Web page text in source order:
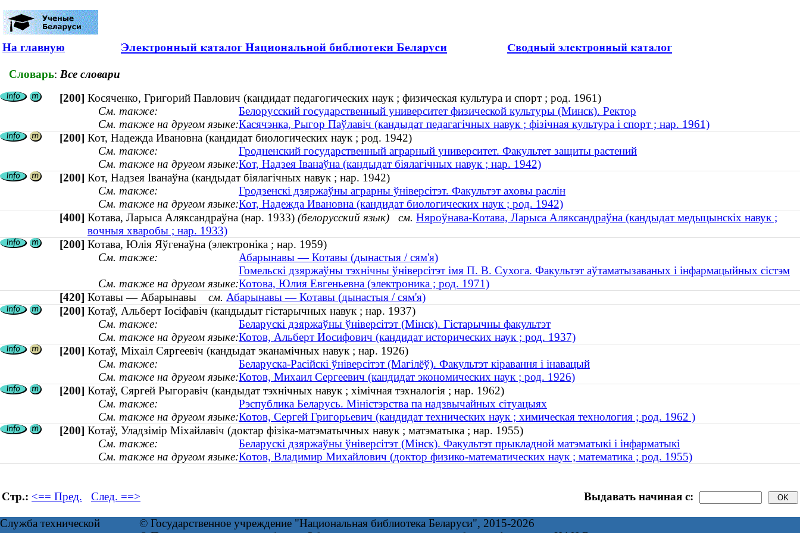
На главную
Словарь: Все словари
[200] Косяченко, Григорий Павлович (кандидат педагогических наук ; физическая культура и спорт ; род. 1961)
См. также:
Белорусский государственный университет физической культуры (Минск). Ректор
См. также на другом языке:Касячэнка, Рыгор Паўлавіч (кандыдат педагагічных навук ; фізічная культура і спорт ; нар. 1961)
[200] Кот, Надежда Ивановна (кандидат биологических наук ; род. 1942)
См. также:
Гродненский государственный аграрный университет. Факультет защиты растений
См. также на другом языке:Кот, Надзея Іванаўна (кандыдат біялагічных навук ; нар. 1942)
[200] Кот, Надзея Іванаўна (кандыдат біялагічных навук ; нар. 1942)
См. также:
Гродзенскі дзяржаўны аграрны ўніверсітэт. Факультэт аховы раслін
См. также на другом языке:Кот, Надежда Ивановна (кандидат биологических наук ; род. 1942)
[400] Котава, Ларыса Аляксандраўна (нар. 1933) (белорусский язык) см. Няроўнава-Котава, Ларыса Аляксандраўна (кандыдат медыцынскіх навук ;
вочныя хваробы ; нар. 1933)
[200] Котава, Юлiя Яўгенаўна (электроніка ; нар. 1959)
См. также:
Абарынавы — Котавы (дынастыя / сям'я)
Гомельскі дзяржаўны тэхнічны ўніверсітэт імя П. В. Сухога. Факультэт аўтаматызаваных і інфармацыйных сістэм
См. также на другом языке:Котова, Юлия Евгеньевна (электроника ; род. 1971)
[420] Котавы — Абарынавы см. Абарынавы — Котавы (дынастыя / сям'я)
[200] Котаў, Альберт Іосіфавіч (кандыдыт гістарычных навук ; нар. 1937)
См. также:
Беларускі дзяржаўны ўніверсітэт (Мінск). Гістарычны факультэт
См. также на другом языке:Котов, Альберт Иосифович (кандидат исторических наук ; род. 1937)
[200] Котаў, Міхаіл Сяргеевіч (кандыдат эканамічных навук ; нар. 1926)
См. также:
Беларуска-Расійскі ўніверсітэт (Магілёў). Факультэт кіравання і інавацый
См. также на другом языке:Котов, Михаил Сергеевич (кандидат экономических наук ; род. 1926)
[200] Котаў, Сяргей Рыгоравiч (кандыдат тэхнічных навук ; хімічная тэхналогія ; нар. 1962)
См. также:
Рэспублика Беларусь. Міністэрства па надзвычайных сітуацыях
См. также на другом языке:Котов, Сергей Григорьевич (кандидат технических наук ; химическая технология ; род. 1962 )
[200] Котаў, Уладзiмiр Мiхайлавiч (доктар фізіка-матэматычных навук ; матэматыка ; нар. 1955)
См. также:
Беларускі дзяржаўны ўніверсітэт (Мінск). Факультэт прыкладной матэматыкі і інфарматыкі
См. также на другом языке:Котов, Владимир Михайлович (доктор физико-математических наук ; математика ; род. 1955)
Стр.: <== Пред. След. ==> Выдавать начиная с:
Служба технической
© Государственное учреждение "Национальная библиотека Беларуси", 2015-2026